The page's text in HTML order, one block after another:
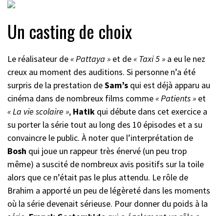
Un casting de choix
Le réalisateur de« Pattaya » et de« Taxi 5 » a eu le nez
creux au moment des auditions. Si personne n’a été
surpris de la prestation deSam’s qui est déjà apparu au
cinéma dans de nombreux films comme« Patients » et
« La vie scolaire », Hatik qui débute dans cet exercice a
su porter la série tout au long des 10 épisodes et a su
convaincre le public. À noter que l’interprétation de
Bosh qui joue un rappeur très énervé (un peu trop
même) a suscité de nombreux avis positifs sur la toile
alors que ce n’était pas le plus attendu. Le rôle de
Brahim a apporté un peu de légèreté dans les moments
où la série devenait sérieuse. Pour donner du poids à la